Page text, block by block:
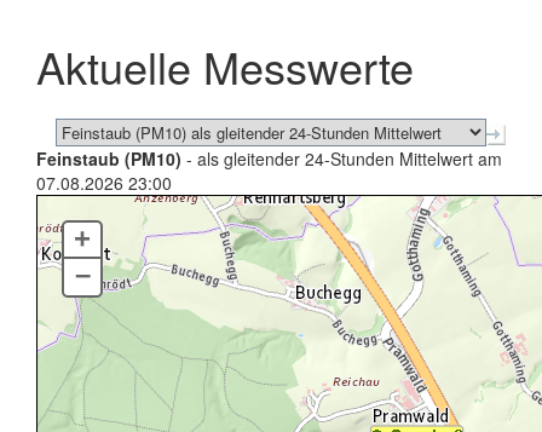
schließen
Aktuelle Messwerte
Feinstaub (PM10) - als gleitender 24-Stunden Mittelwert am
07.08.2026 23:00
+
–